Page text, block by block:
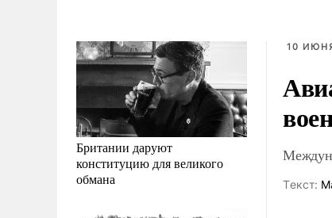
Британии даруют
конституцию для великого
обмана
10
Tекст: